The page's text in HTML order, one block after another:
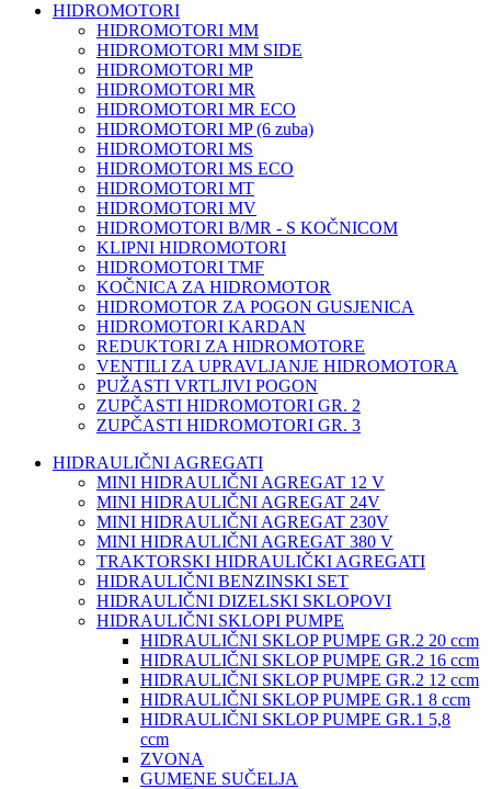
HIDROMOTORI
HIDROMOTORI MM
HIDROMOTORI MM SIDE
HIDROMOTORI MP
HIDROMOTORI MR
HIDROMOTORI MR ECO
HIDROMOTORI MP (6 zuba)
HIDROMOTORI MS
HIDROMOTORI MS ECO
HIDROMOTORI MT
HIDROMOTORI MV
HIDROMOTORI B/MR - S KOČNICOM
KLIPNI HIDROMOTORI
HIDROMOTORI TMF
KOČNICA ZA HIDROMOTOR
HIDROMOTOR ZA POGON GUSJENICA
HIDROMOTORI KARDAN
REDUKTORI ZA HIDROMOTORE
VENTILI ZA UPRAVLJANJE HIDROMOTORA
PUŽASTI VRTLJIVI POGON
ZUPČASTI HIDROMOTORI GR. 2
ZUPČASTI HIDROMOTORI GR. 3
HIDRAULIČNI AGREGATI
MINI HIDRAULIČNI AGREGAT 12 V
MINI HIDRAULIČNI AGREGAT 24V
MINI HIDRAULIČNI AGREGAT 230V
MINI HIDRAULIČNI AGREGAT 380 V
TRAKTORSKI HIDRAULIČKI AGREGATI
HIDRAULIČNI BENZINSKI SET
HIDRAULIČNI DIZELSKI SKLOPOVI
HIDRAULIČNI SKLOPI PUMPE
HIDRAULIČNI SKLOP PUMPE GR.2 20 ccm
HIDRAULIČNI SKLOP PUMPE GR.2 16 ccm
HIDRAULIČNI SKLOP PUMPE GR.2 12 ccm
HIDRAULIČNI SKLOP PUMPE GR.1 8 ccm
HIDRAULIČNI SKLOP PUMPE GR.1 5,8
ccm
ZVONA
GUMENE SUČELJA